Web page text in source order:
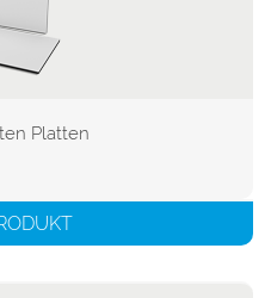
Platten